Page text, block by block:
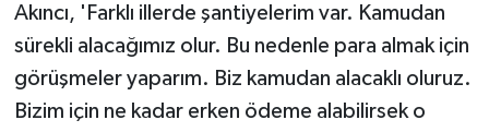
Akıncı, 'Farklı illerde şantiyelerim var. Kamudan
sürekli alacağımız olur. Bu nedenle para almak için
görüşmeler yaparım. Biz kamudan alacaklı oluruz.
Bizim için ne kadar erken ödeme alabilirsek o